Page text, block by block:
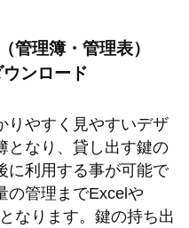
管理簿・管理表）
ンロード
りやすく見やすいデザ
となり、貸し出す鍵の
に利用する事が可能で
の管理までExcelや
なります。鍵の持ち出